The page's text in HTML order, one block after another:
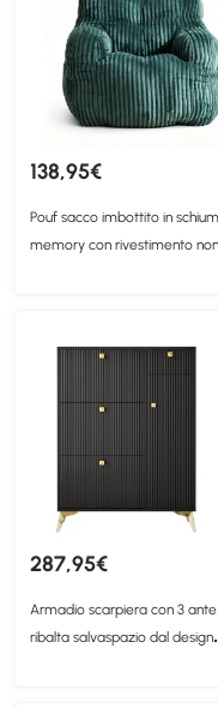
138,95€
Pouf sacco imbottito in
memory con rivestimento non
sfoderabile, 100x94x70 cm,
287,95€
Armadio scarpiera con 3
ribalta salvaspazio dal design